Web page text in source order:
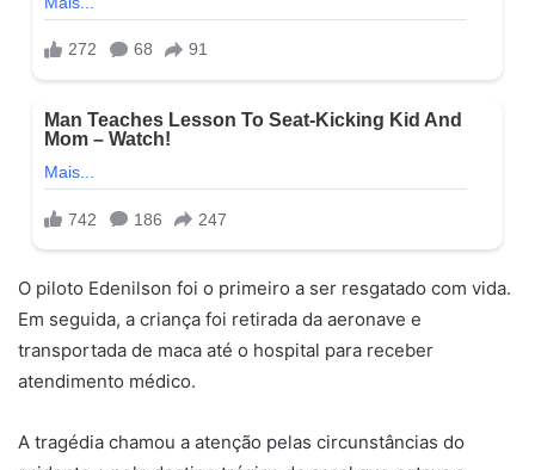
O piloto Edenilson foi o primeiro a ser resgatado com vida.
Em seguida, a criança foi retirada da aeronave e
transportada de maca até o hospital para receber
atendimento médico.
A tragédia chamou a atenção pelas circunstâncias do